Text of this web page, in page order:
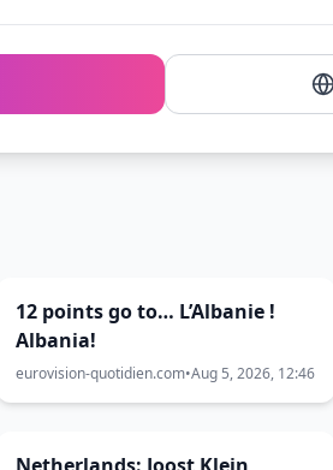
12 points go to… L’Albanie !
Albania!
eurovision-quotidien.com•Aug 5, 2026, 12:46